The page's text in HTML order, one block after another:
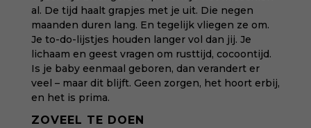
al. De tijd haalt grapjes met je uit. Die negen
maanden duren lang. En tegelijk vliegen ze om.
Je to-do-lijstjes houden langer vol dan jij. Je
lichaam en geest vragen om rusttijd, cocoontijd.
Is je baby eenmaal geboren, dan verandert er
veel – maar dit blijft. Geen zorgen, het hoort erbij,
en het is prima.
ZOVEEL TE DOEN